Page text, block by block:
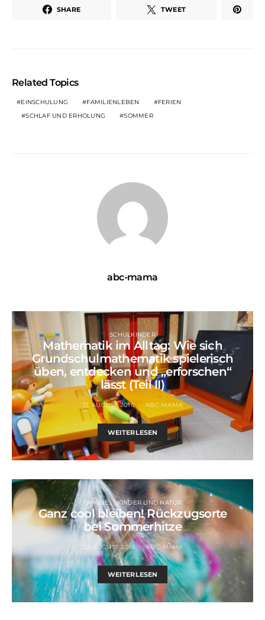
SHARE TWEET
Related Topics
EINSCHULUNG FAMILIENLEBEN
FERIEN
SCHLAF UND ERHOLUNG
SOMMER
abc-mama
SCHULKINDER
Mathematik im Alltag: Wie sich
Grundschulmathematik spielerisch
üben, entdecken und „erforschen“
lässt (Teil II)
17. AUGUST 2016 ABC-MAMA
WEITERLESEN
FAMILIE KINDER UND NATUR
Ganz cool bleiben! Rückzugsorte
bei Sommerhitze
22. AUGUST 2016 ABC-MAMA
WEITERLESEN